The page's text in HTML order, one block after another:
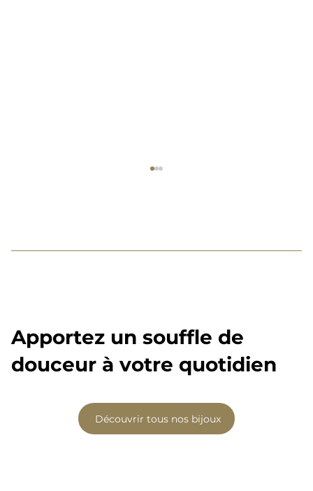
Offrir un bijou en pierres naturelles :
comment choisir la bonne intention
?
Apportez un souffle de
douceur à votre quotidien
Découvrir tous nos bijoux